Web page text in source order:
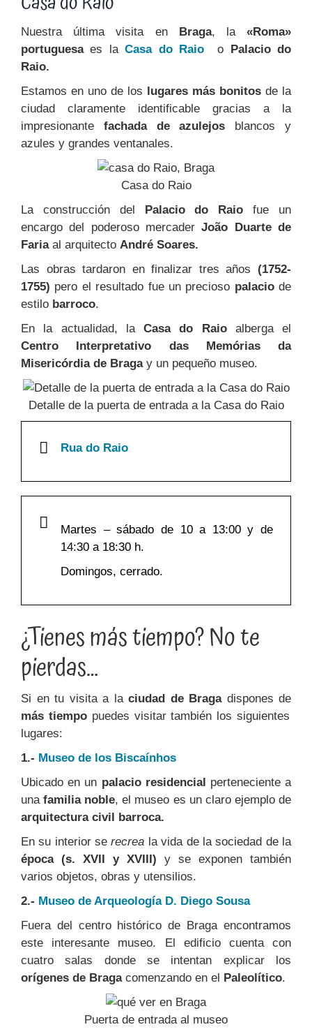
Nuestra última visita en Braga, la«Roma»
portuguesaes laCasa do Raio o Palacio do
Raio.
Estamos en uno de los lugares más bonitos de la
ciudad claramente identificable gracias a la
impresionante fachada de azulejos blancos y
azules y grandes ventanales.
Casa do Raio
La construcción del Palacio do Raio fue un
encargo del poderoso mercaderJoão Duarte de
Fariaal arquitecto André Soares.
Las obras tardaron en finalizar tres años (1752-
1755) pero el resultado fue un precioso palaciode
estilo barroco.
En la actualidad, la Casa do Raioalberga el
Centro Interpretativo das
Memórias da
Misericórdia de Bragay un pequeño museo.
Detalle de la puerta de entrada a la Casa do Raio
Rua do Raio
Martes – sábado de 10 a 13:00 y de
14:30 a 18:30 h.
Domingos, cerrado.
¿Tienes más tiempo? No te
pierdas…
Si en tu visita a laciudad de Bragadispones de
más tiempopuedes visitar también los siguientes
lugares:
1.- Museo de los Biscaínhos
Ubicado en un palacio residencial perteneciente a
unafamilia noble, el museo es un claro ejemplo de
arquitectura civil barroca.
En su interior serecrea la vida de la sociedad de la
época (s. XVII y XVIII) y se exponen también
varios objetos, obras y utensilios.
2.- Museo de Arqueología D. Diego Sousa
Fuera del centro histórico de Braga encontramos
este interesante museo. El edificio cuenta con
cuatro salas donde se intentan explicar los
orígenes de Bragacomenzando en el Paleolítico.
Puerta de entrada al museo